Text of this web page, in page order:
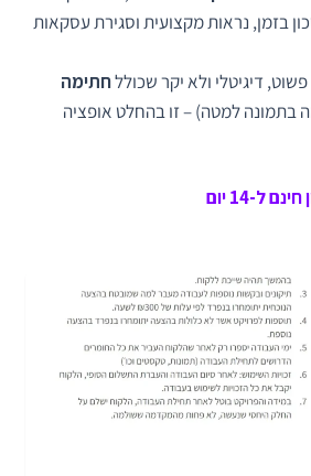
בזמן, נראות מקצועית וסגירת עסקאות
דיגיטלי ולא יקר שכוללחתימה
בתמונה למטה) – זו בהחלט אופציה
ל-14 יום